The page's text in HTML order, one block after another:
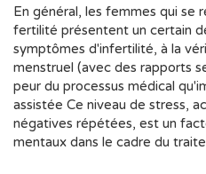
En général, les femmes qui se
fertilité présentent un certain
symptômes d'infertilité, à la
menstruel (avec des rapports
peur du processus médical
assistée Ce niveau de stress,
négatives répétées, est un
mentaux dans le cadre du